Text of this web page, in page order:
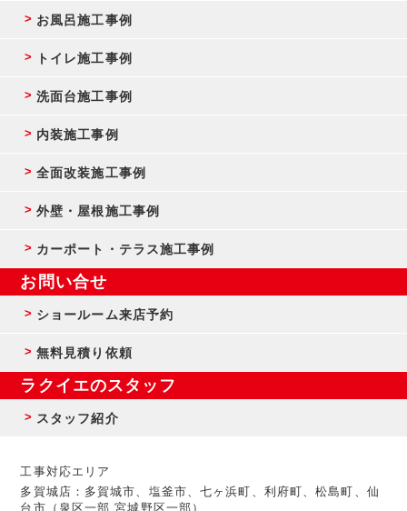
お風呂施工事例
トイレ施工事例
洗面台施工事例
内装施工事例
全面改装施工事例
外壁・屋根施工事例
カーポート・テラス施工事例
お問い合せ
ショールーム来店予約
無料見積り依頼
ラクイエのスタッフ
スタッフ紹介
工事対応エリア
多賀城店：多賀城市、塩釜市、七ヶ浜町、利府町、松島町、仙
台市（泉区一部,宮城野区一部）